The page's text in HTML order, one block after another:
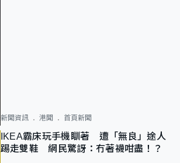
新聞資訊 港聞 首頁新聞
IKEA霸床玩手機瞓著 遭「無良」途人
踢走雙鞋 網民驚訝：冇著襪咁盡！？